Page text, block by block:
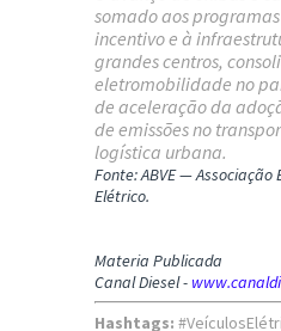
somado aos
incentivo e à
grandes centros,
eletromobilidade no
de aceleração da
de emissões no
logística urbana.
Fonte: ABVE — Associação
Elétrico.
Materia Publicada
Canal Diesel -
Hashtags: